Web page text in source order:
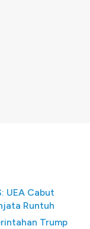
UEA Cabut
Runtuh
Trump